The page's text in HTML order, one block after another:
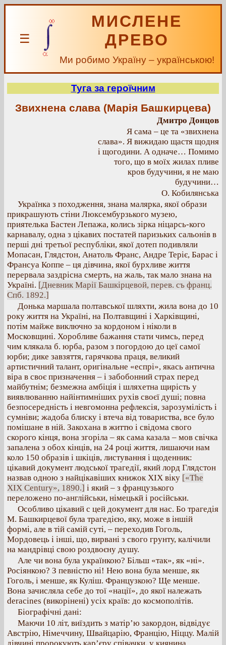
☰
МИСЛЕНЕ
ДРЕВО
Ми робимо Україну – українською!
Туга за героїчним
Звихнена слава (Марія Башкирцева)
Дмитро Донцов
Я сама – це та «звихнена
слава». Я вижидаю щастя щодня
і щогодини. А одначе… Помимо
того, що в моїх жилах пливе
кров будучини, я не маю
будучини…
О. Кобилянська
Українка з походження, знана малярка, якої образи
прикрашують стіни Люксембурзького музею,
приятелька Бастен Лепажа, колись зірка ніцарсь-кого
карнавалу, одна з цікавих постатей паризьких сальонів в
перші дні третьої республіки, якої дотеп подивляли
Мопасан, Глядстон, Анатоль Франс, Андре Теріє, Барас і
Франсуа Коппе – ця дівчина, якої бурхливе життя
перервала заздрісна смерть, на жаль, так мало знана на
Україні. [Дневник Марії Башкірцевой, перев. съ франц.
Спб. 1892.]
Донька маршала полтавської шляхти, жила вона до 10
року життя на Україні, на Полтавщині і Харківщині,
потім майже виключно за кордоном і ніколи в
Московщині. Хоробливе бажання стати чимсь, перед
чим клякала б. юрба, разом з погордою до цеї самої
юрби; дике завзяття, гарячкова праця, великий
артистичний талант, оригінальне «еспрі», якась антична
віра в своє призначення – і забобонний страх перед
майбутнім; безмежна амбіція і шляхетна щирість у
виявлюванню найінтимніших рухів своєї душі; повна
безпосередність і невгомонна рефлексія, зарозумілість і
сумніви; жадоба блиску і втеча від товариства, все було
помішане в ній. Закохана в життю і свідома свого
скорого кінця, вона згоріла – як сама казала – мов свічка
запалена з обох кінців, на 24 році життя, лишаючи нам
коло 150 образів і шкіців, листування і щоденник:
цікавий документ людської трагедії, який лорд Глядстон
назвав одною з найцікавіших книжок XIX віку [«The
XIX Century», 1890.] і який – з французького
переложено по-англійськи, німецькй і російськи.
Особливо цікавий с цей документ для нас. Бо трагедія
М. Башкирцевої була трагедією, яку, може в іншій
формі, але в тій самій суті, – переходив Гоголь,
Мордовець і інші, що, вирвані з свого грунту, калічили
на мандрівці свою роздвоєну душу.
Але чи вона була українкою? Більш «так», як «ні».
Росіянкою? З певністю ні! Нею вона була менше, як
Гоголь, і менше, як Куліш. Французкою? Ще менше.
Вона зачисляла себе до тої «нації», до якої належать
deracines (викорінені) усіх країв: до космополітів.
Біографічні дані:
Маючи 10 літ, виїздить з матір’ю закордон, відвідує
Австрію, Німеччину, Швайцарію, Францію, Ніццу. Малій